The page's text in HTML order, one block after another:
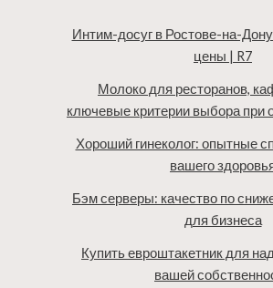
Интим-досуг в Ростове-на-
цены | R7
Молоко для ресторанов,
ключевые критерии выбора при
Хороший гинеколог: опытные
вашего
Бэм серверы: качество по
для бизнеса
Купить евроштакетник для
вашей